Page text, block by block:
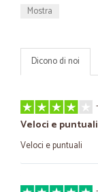
Mostra
Dicono di noi
Veloci e puntuali
Veloci e puntuali